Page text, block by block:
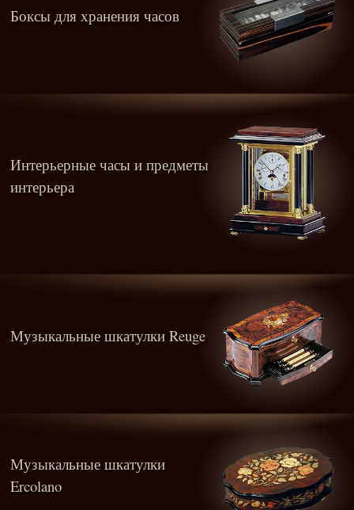
Боксы для хранения часов
Интерьерные часы и предметы
интерьера
Музыкальные шкатулки Reuge
Музыкальные шкатулки
Ercolano